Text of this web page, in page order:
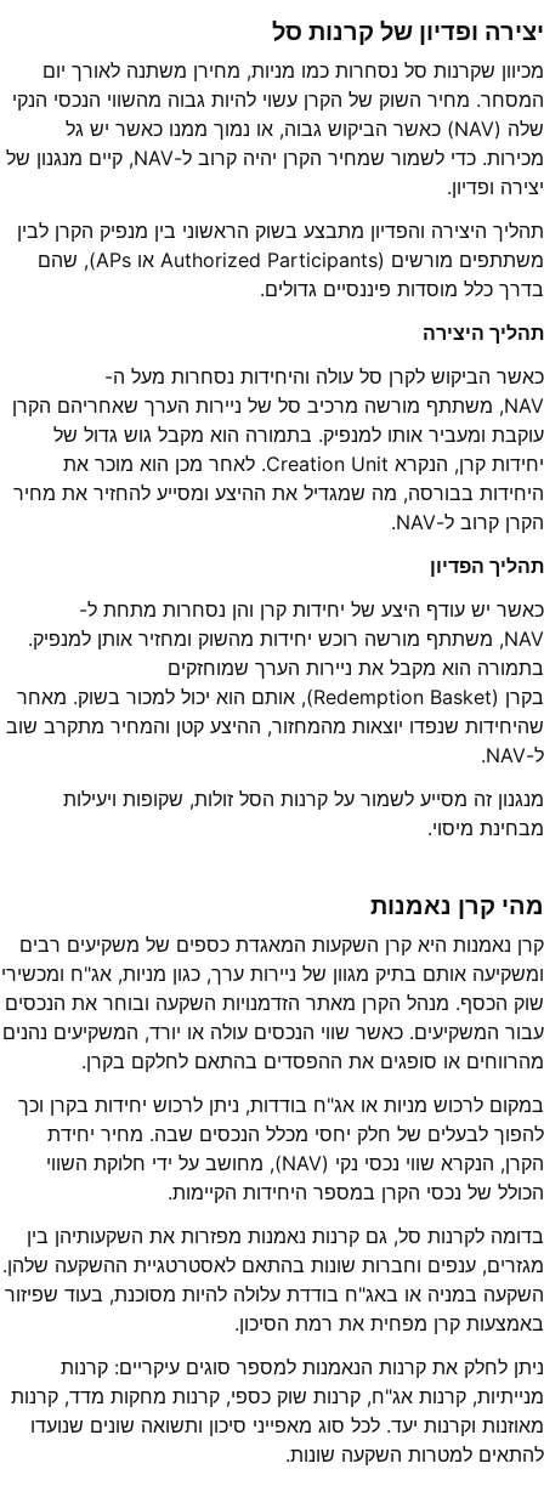
יצירה ופדיון של קרנות סל
מכיוון שקרנות סל נסחרות כמו מניות, מחירן משתנה לאורך יום
המסחר. מחיר השוק של הקרן עשוי להיות גבוה מהשווי הנכסי הנקי
שלה (NAV) כאשר הביקוש גבוה, או נמוך ממנו כאשר יש גל
מכירות. כדי לשמור שמחיר הקרן יהיה קרוב ל-NAV, קיים מנגנון של
יצירה ופדיון.
תהליך היצירה והפדיון מתבצע בשוק הראשוני בין מנפיק הקרן לבין
משתתפים מורשים (Authorized Participants או APs), שהם
בדרך כלל מוסדות פיננסיים גדולים.
תהליך היצירה
כאשר הביקוש לקרן סל עולה והיחידות נסחרות מעל ה-
NAV, משתתף מורשה מרכיב סל של ניירות הערך שאחריהם הקרן
עוקבת ומעביר אותו למנפיק. בתמורה הוא מקבל גוש גדול של
יחידות קרן, הנקרא Creation Unit. לאחר מכן הוא מוכר את
היחידות בבורסה, מה שמגדיל את ההיצע ומסייע להחזיר את מחיר
הקרן קרוב ל-NAV.
תהליך הפדיון
כאשר יש עודף היצע של יחידות קרן והן נסחרות מתחת ל-
NAV, משתתף מורשה רוכש יחידות מהשוק ומחזיר אותן למנפיק.
בתמורה הוא מקבל את ניירות הערך שמוחזקים
בקרן (Redemption Basket), אותם הוא יכול למכור בשוק. מאחר
שהיחידות שנפדו יוצאות מהמחזור, ההיצע קטן והמחיר מתקרב שוב
ל-NAV.
מנגנון זה מסייע לשמור על קרנות הסל זולות, שקופות ויעילות
מבחינת מיסוי.
מהי קרן נאמנות
קרן נאמנות היא קרן השקעות המאגדת כספים של משקיעים רבים
ומשקיעה אותם בתיק מגוון של ניירות ערך, כגון מניות, אג"ח ומכשירי
שוק הכסף. מנהל הקרן מאתר הזדמנויות השקעה ובוחר את הנכסים
עבור המשקיעים. כאשר שווי הנכסים עולה או יורד, המשקיעים נהנים
מהרווחים או סופגים את ההפסדים בהתאם לחלקם בקרן.
במקום לרכוש מניות או אג"ח בודדות, ניתן לרכוש יחידות בקרן וכך
להפוך לבעלים של חלק יחסי מכלל הנכסים שבה. מחיר יחידת
הקרן, הנקרא שווי נכסי נקי (NAV), מחושב על ידי חלוקת השווי
הכולל של נכסי הקרן במספר היחידות הקיימות.
בדומה לקרנות סל, גם קרנות נאמנות מפזרות את השקעותיהן בין
מגזרים, ענפים וחברות שונות בהתאם לאסטרטגיית ההשקעה שלהן.
השקעה במניה או באג"ח בודדת עלולה להיות מסוכנת, בעוד שפיזור
באמצעות קרן מפחית את רמת הסיכון.
ניתן לחלק את קרנות הנאמנות למספר סוגים עיקריים: קרנות
מנייתיות, קרנות אג"ח, קרנות שוק כספי, קרנות מחקות מדד, קרנות
מאוזנות וקרנות יעד. לכל סוג מאפייני סיכון ותשואה שונים שנועדו
להתאים למטרות השקעה שונות.